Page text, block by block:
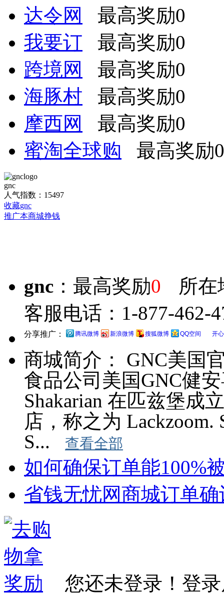
达令网
最高奖励0
我要订 最高奖励0
跨境网
最高奖励0
海豚村 最高奖励0
摩西网
最高奖励0
蜜淘全球购 最高奖励0
gnc
人气指数：15497
收藏gnc
推广本商城挣钱
gnc ：最高奖励0
所
客服电话：1-877-462-
分享推广： 腾讯微博 新浪微博 搜狐微博 QQ空间 开
商城简介：
GNC美国
食品公司美国GNC健
Shakarian 在匹兹堡成
店，称之为 Lackzoom.
S...
查看全部
如何确保订单能100%
省钱无忧网商城订单
您还未登录！登